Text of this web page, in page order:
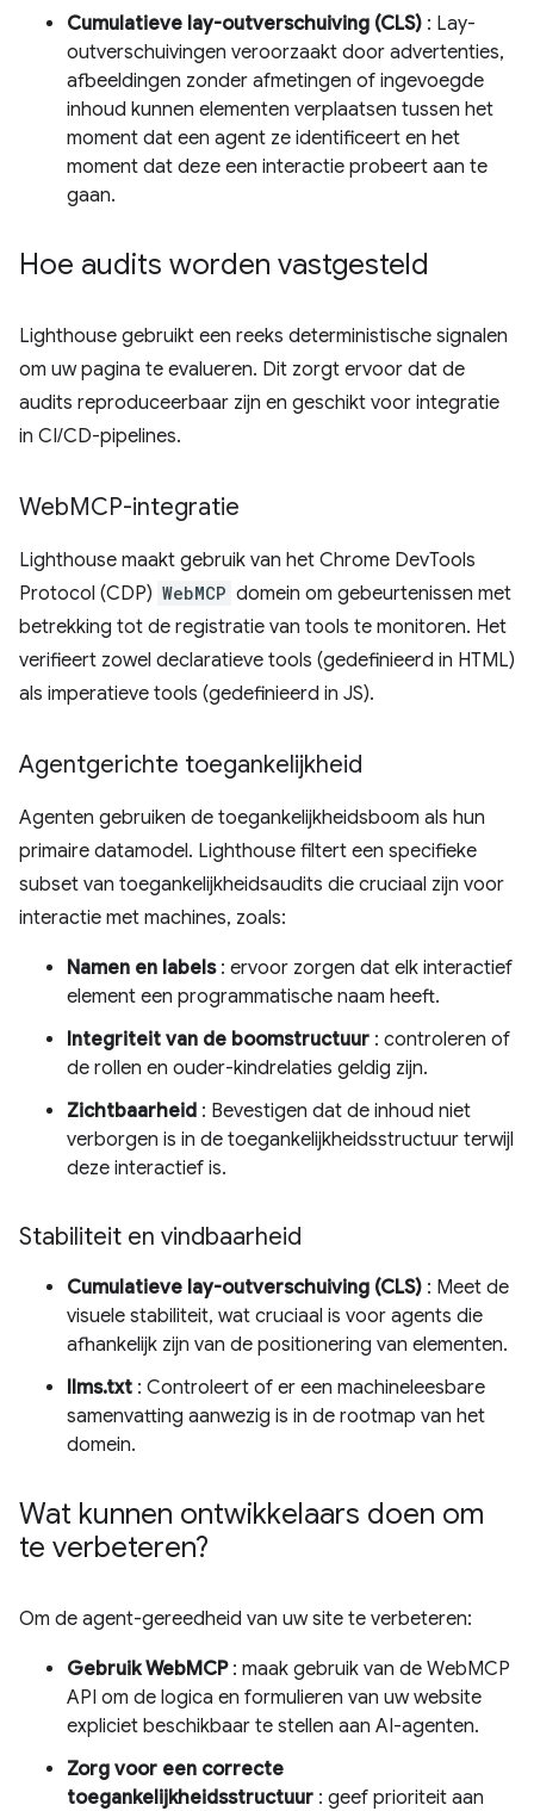
Cumulatieve lay-outverschuiving (CLS) : Lay-
outverschuivingen veroorzaakt door advertenties,
afbeeldingen zonder afmetingen of ingevoegde
inhoud kunnen elementen verplaatsen tussen het
moment dat een agent ze identificeert en het
moment dat deze een interactie probeert aan te
gaan.
Hoe audits worden vastgesteld
Lighthouse gebruikt een reeks deterministische signalen
om uw pagina te evalueren. Dit zorgt ervoor dat de
audits reproduceerbaar zijn en geschikt voor integratie
in CI/CD-pipelines.
WebMCP-integratie
Lighthouse maakt gebruik van het Chrome DevTools
Protocol (CDP) WebMCP domein om gebeurtenissen met
betrekking tot de registratie van tools te monitoren. Het
verifieert zowel declaratieve tools (gedefinieerd in HTML)
als imperatieve tools (gedefinieerd in JS).
Agentgerichte toegankelijkheid
Agenten gebruiken de toegankelijkheidsboom als hun
primaire datamodel. Lighthouse filtert een specifieke
subset van toegankelijkheidsaudits die cruciaal zijn voor
interactie met machines, zoals:
Namen en labels: ervoor zorgen dat elk interactief
element een programmatische naam heeft.
Integriteit van de boomstructuur : controleren of
de rollen en ouder-kindrelaties geldig zijn.
Zichtbaarheid : Bevestigen dat de inhoud niet
verborgen is in de toegankelijkheidsstructuur terwijl
deze interactief is.
Stabiliteit en vindbaarheid
Cumulatieve lay-outverschuiving (CLS) : Meet de
visuele stabiliteit, wat cruciaal is voor agents die
afhankelijk zijn van de positionering van elementen.
llms.txt : Controleert of er een machineleesbare
samenvatting aanwezig is in de rootmap van het
domein.
Wat kunnen ontwikkelaars doen om
te verbeteren?
Om de agent-gereedheid van uw site te verbeteren:
Gebruik WebMCP: maak gebruik van de WebMCP
API om de logica en formulieren van uw website
expliciet beschikbaar te stellen aan AI-agenten.
Zorg voor een correcte
toegankelijkheidsstructuur : geef prioriteit aan